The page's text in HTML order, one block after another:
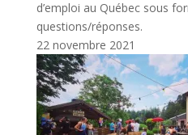
d’emploi au Québec sous
questions/réponses.
22 novembre 2021